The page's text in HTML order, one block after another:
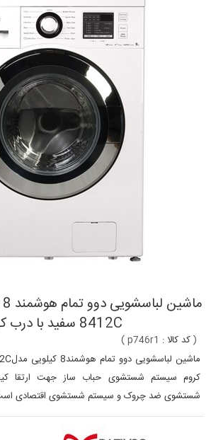
8412C سفید با درب کروم
(کد کالا : p746r1
)
کروم سیستم شستشوی حباب ساز جهت ارتقا
شستشوی ضد چروک و سیستم شستشوی اقتصادی